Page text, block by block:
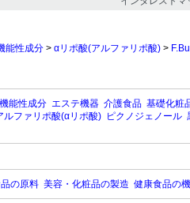
能性成分 > αリポ酸(アルファリポ酸) >
機能性成分 エステ機器 介護食品 基礎化粧
ルファリポ酸(αリポ酸) ピクノジェノール
の原料 美容・化粧品の製造 健康食品の